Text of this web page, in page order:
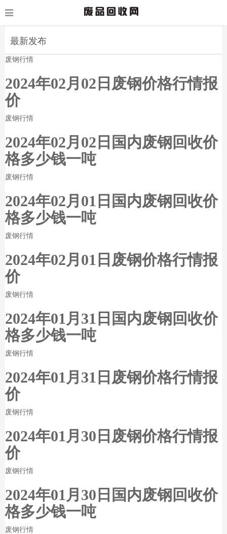
最新发布
废钢行情
2024年02月02日废钢价格行情报
价
废钢行情
2024年02月02日国内废钢回收价
格多少钱一吨
废钢行情
2024年02月01日国内废钢回收价
格多少钱一吨
废钢行情
2024年02月01日废钢价格行情报
价
废钢行情
2024年01月31日国内废钢回收价
格多少钱一吨
废钢行情
2024年01月31日废钢价格行情报
价
废钢行情
2024年01月30日废钢价格行情报
价
废钢行情
2024年01月30日国内废钢回收价
格多少钱一吨
废钢行情